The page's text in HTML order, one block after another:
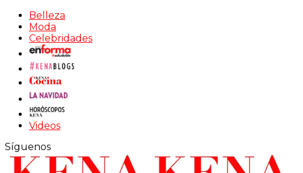
Belleza
Moda
Celebridades
Videos
Síguenos